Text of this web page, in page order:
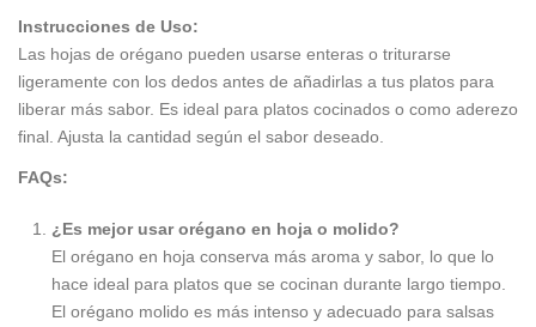
Instrucciones de Uso:
Las hojas de orégano pueden usarse enteras o triturarse
ligeramente con los dedos antes de añadirlas a tus platos para
liberar más sabor. Es ideal para platos cocinados o como aderezo
final. Ajusta la cantidad según el sabor deseado.
FAQs:
¿Es mejor usar orégano en hoja o molido?
El orégano en hoja conserva más aroma y sabor, lo que lo
hace ideal para platos que se cocinan durante largo tiempo.
El orégano molido es más intenso y adecuado para salsas